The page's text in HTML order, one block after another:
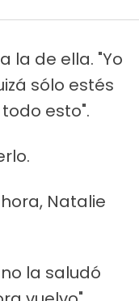
la de ella. "Yo
sólo estés
esto".
Natalie
la saludó